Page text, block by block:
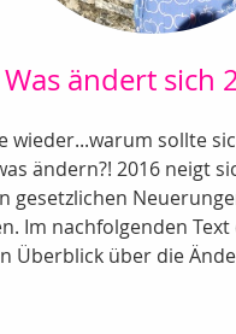
Was ändert sich
wieder...warum sollte
ändern?! 2016 neigt
gesetzlichen
Im nachfolgenden
Überblick über die